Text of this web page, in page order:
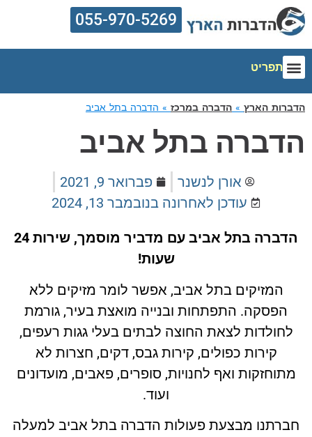
055-970-5269
תפריט
הדברות הארץ » הדברה במרכז » הדברה בתל אביב
הדברה בתל אביב
אורן לנשנר
פברואר 9, 2021
עודכן לאחרונה בנובמבר 13, 2024
הדברה בתל אביב עם מדביר מוסמך, שירות 24
שעות!
המזיקים בתל אביב, אפשר לומר מזיקים ללא
הפסקה. התפתחות ובנייה מואצת בעיר, גורמת
לחולדות לצאת החוצה לבתים בעלי גגות רעפים,
קירות כפולים, קירות גבס, דקים, חצרות לא
מתוחזקות ואף לחנויות, סופרים, פאבים, מועדונים
ועוד.
חברתנו מבצעת פעולות הדברה בתל אביב למעלה